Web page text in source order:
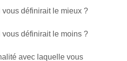
vous définirait le mieux ?
vous définirait le moins ?
avec laquelle vous